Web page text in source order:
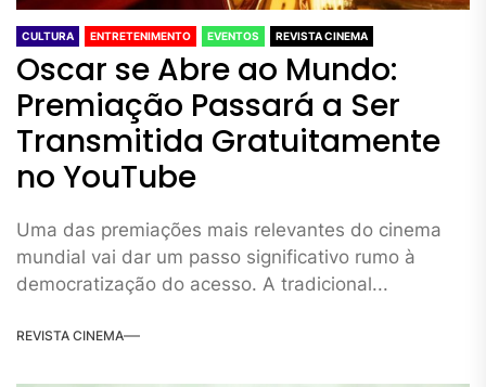
CULTURA ENTRETENIMENTO EVENTOS REVISTA CINEMA
Oscar se Abre ao Mundo:
Premiação Passará a Ser
Transmitida Gratuitamente
no YouTube
Uma das premiações mais relevantes do cinema
mundial vai dar um passo significativo rumo à
democratização do acesso. A tradicional...
REVISTA CINEMA